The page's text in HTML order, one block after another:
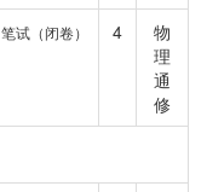
笔试（闭卷） 4
物
理
通
修